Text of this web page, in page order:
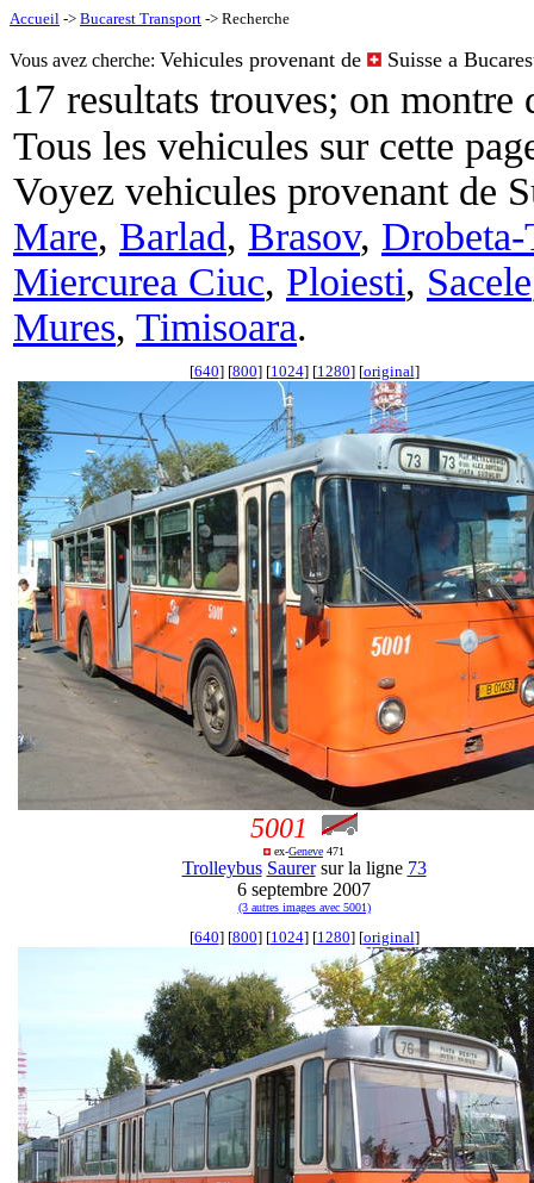
Accueil -> Bucarest Transport -> Recherche
Vous avez cherche: Vehicules provenant de Suisse a
17 resultats trouves; on montre
Tous les vehicules sur cette
Voyez vehicules provenant de
Mare, Barlad, Brasov,
Miercurea Ciuc, Ploiesti, Sacele
Mures, Timisoara.
[640] [800] [1024] [1280] [original]
5001
ex-Geneve 471
Trolleybus Saurersur la ligne 73
6 septembre 2007
(3 autres images avec 5001)
[640] [800] [1024] [1280] [original]